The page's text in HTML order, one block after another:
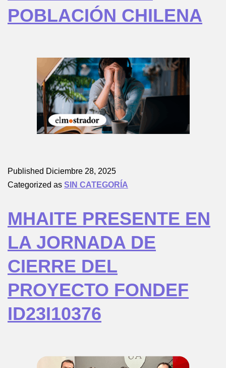
POBLACIÓN CHILENA
Published Diciembre 28, 2025
Categorized as SIN CATEGORÍA
MHAITE PRESENTE EN
LA JORNADA DE
CIERRE DEL
PROYECTO FONDEF
ID23I10376